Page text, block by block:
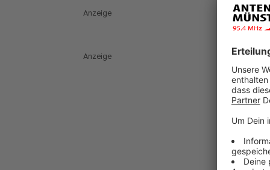
Anzeige
Anzeige